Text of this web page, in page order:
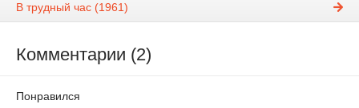
В трудный час (1961)
Комментарии (2)
Понравился